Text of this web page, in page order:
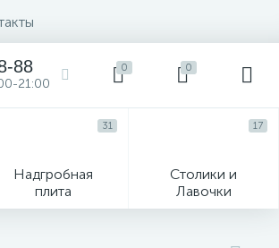
88
21:00
0 0
Надгробная
плита
31
Столики и
Лавочки
17